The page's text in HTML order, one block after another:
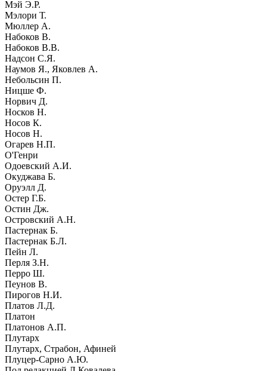
Мэй Э.Р.
Мэлори Т.
Мюллер А.
Набоков В.
Набоков В.В.
Надсон С.Я.
Наумов Я., Яковлев А.
Небольсин П.
Ницше Ф.
Норвич Д.
Носков Н.
Носов К.
Носов Н.
Огарев Н.П.
О'Генри
Одоевский А.И.
Окуджава Б.
Оруэлл Д.
Остер Г.Б.
Остин Дж.
Островский А.Н.
Пастернак Б.
Пастернак Б.Л.
Пейн Л.
Перля З.Н.
Перро Ш.
Пеунов В.
Пирогов Н.И.
Платов Л.Д.
Платон
Платонов А.П.
Плутарх
Плутарх, Страбон, Афиней
Плуцер-Сарно А.Ю.